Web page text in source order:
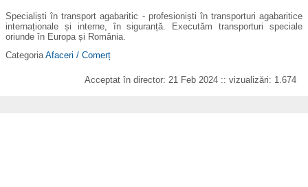
Specialiști în transport agabaritic - profesioniști în transporturi agabaritice
internaționale și interne, în siguranță. Executăm transporturi speciale
oriunde în Europa și România.
Categoria Afaceri / Comerț
Acceptat în director: 21 Feb 2024 :: vizualizări: 1.674